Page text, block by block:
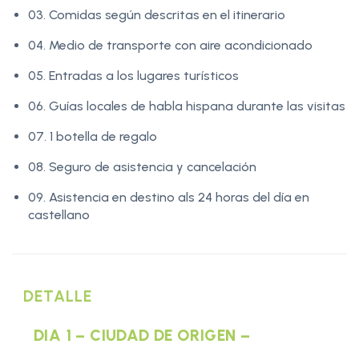
03. Comidas según descritas en el itinerario
04. Medio de transporte con aire acondicionado
05. Entradas a los lugares turísticos
06. Guías locales de habla hispana durante las visitas
07. 1 botella de regalo
08. Seguro de asistencia y cancelación
09. Asistencia en destino als 24 horas del día en
castellano
DETALLE
DIA 1 – CIUDAD DE ORIGEN –